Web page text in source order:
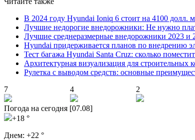
В 2024 году Hyundai Ioniq 6 стоит на 4100 долл.
Лучшие недорогие внедорожники: Не нужно
Лучшие среднеразмерные внедорожники 2023 и
Hyundai придерживается планов по внедрению
Тест багажа Hyundai Santa Cruz: сколько
Архитектурная визуализация для строительных
Рулетка с выводом средств: основные
7
4 2
Погода на сегодня [07.08]
+18 °
Днем: +22 °